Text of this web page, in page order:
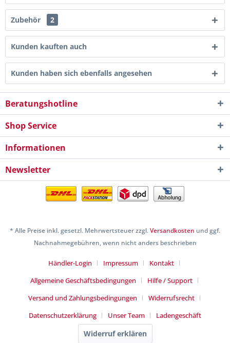
Zubehör 2
Kunden kauften auch
Kunden haben sich ebenfalls angesehen
Beratungshotline
Shop Service
Informationen
Newsletter
* Alle Preise inkl. gesetzl. Mehrwertsteuer zzgl.Versandkosten und ggf.
Nachnahmegebühren, wenn nicht anders beschrieben
Händler-Login Impressum
Kontakt
Allgemeine Geschäftsbedingungen
Hilfe / Support
Versand und Zahlungsbedingungen
Widerrufsrecht
Datenschutzerklärung
Unser Team Ladengeschäft
Widerruf erklären